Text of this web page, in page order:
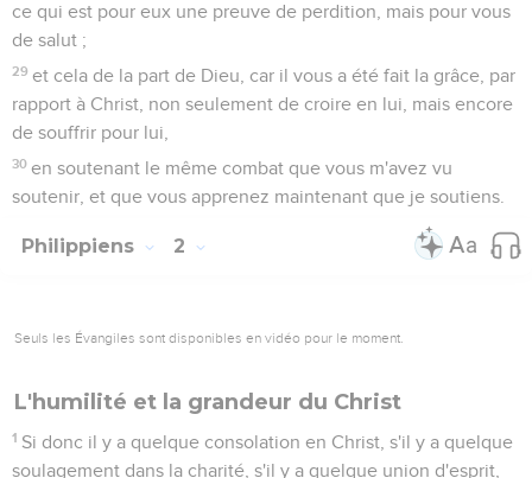
ce qui est pour eux une preuve de perdition, mais pour vous
de salut ;
29 et cela de la part de Dieu, car il vous a été fait la grâce, par
rapport à Christ, non seulement de croire en lui, mais encore
de souffrir pour lui,
30 en soutenant le même combat que vous m'avez vu
soutenir, et que vous apprenez maintenant que je soutiens.
Philippiens 2
Seuls les Évangiles sont disponibles en vidéo pour le moment.
L'humilité et la grandeur du Christ
1 Si donc il y a quelque consolation en Christ, s'il y a quelque
soulagement dans la charité, s'il y a quelque union d'esprit,